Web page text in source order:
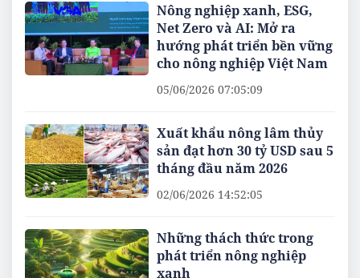
Nông nghiệp xanh, ESG,
Net Zero và AI: Mở ra
hướng phát triển bền vững
cho nông nghiệp Việt Nam
05/06/2026 07:05:09
Xuất khẩu nông lâm thủy
sản đạt​​​​​​​ hơn 30 tỷ USD sau 5
tháng đầu năm 2026
02/06/2026 14:52:05
Những thách thức trong
phát triển nông nghiệp
xanh